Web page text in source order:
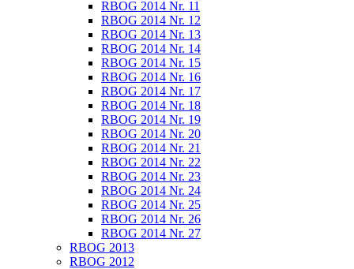
RBOG 2014 Nr. 11
RBOG 2014 Nr. 12
RBOG 2014 Nr. 13
RBOG 2014 Nr. 14
RBOG 2014 Nr. 15
RBOG 2014 Nr. 16
RBOG 2014 Nr. 17
RBOG 2014 Nr. 18
RBOG 2014 Nr. 19
RBOG 2014 Nr. 20
RBOG 2014 Nr. 21
RBOG 2014 Nr. 22
RBOG 2014 Nr. 23
RBOG 2014 Nr. 24
RBOG 2014 Nr. 25
RBOG 2014 Nr. 26
RBOG 2014 Nr. 27
RBOG 2013
RBOG 2012